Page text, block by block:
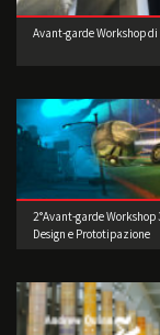
Avant-garde Workshop di
2°Avant-garde Workshop
Design e Prototipazione